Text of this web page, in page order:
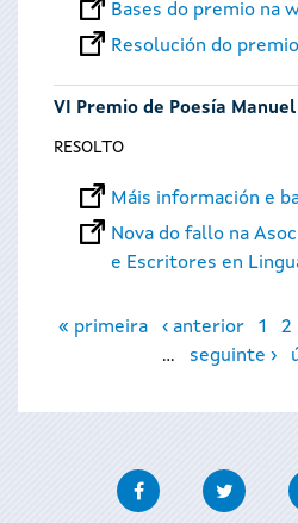
Bases do premio na
Resolución do premio
VI Premio de Poesía
RESOLTO
Máis información e
Nova do fallo na
e Escritores en
Páxinas
« primeira ‹ anterior 1 2
…
seguinte ›
Facebook